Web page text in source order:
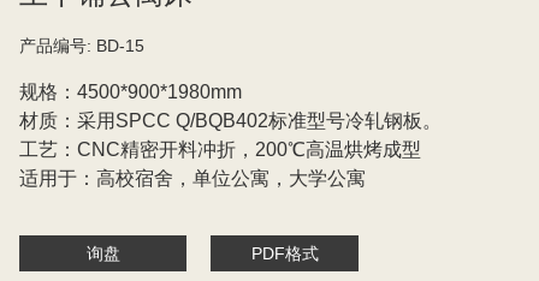
产品编号: BD-15
规格：4500*900*1980mm
材质：采用SPCC Q/BQB402标准型号冷轧钢板。
工艺：CNC精密开料冲折，200℃高温烘烤成型
适用于：高校宿舍，单位公寓，大学公寓
询盘 PDF格式